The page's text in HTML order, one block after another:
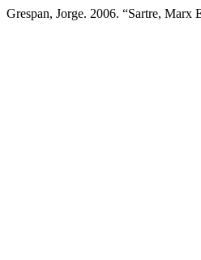
Grespan, Jorge. 2006. “Sartre, Marx